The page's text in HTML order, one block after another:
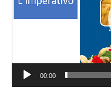
00:00